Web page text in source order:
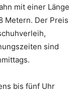
mit einer Länge
Metern. Der Preis
sind
bis fünf Uhr